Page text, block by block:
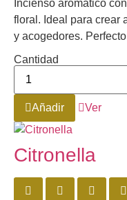
Incienso aromático
floral. Ideal para crear
y acogedores.
Cantidad
Añadir Ver
Citronella